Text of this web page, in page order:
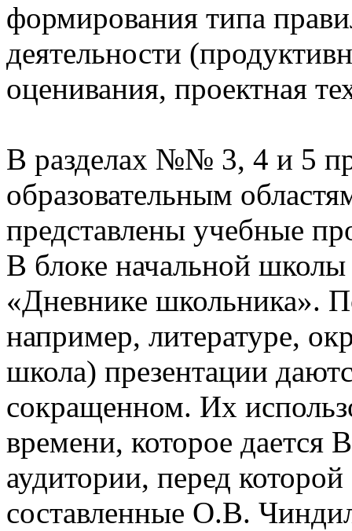
формирования типа
деятельности
оценивания, проектная
В разделах №№ 3, 4 и 5
образовательным
представлены учебные
В блоке начальной
«Дневнике школьника».
например, литературе,
школа) презентации
сокращенном. Их
времени, которое дается
аудитории, перед
составленные О.В.